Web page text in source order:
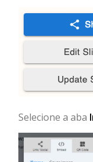
Selecione a aba